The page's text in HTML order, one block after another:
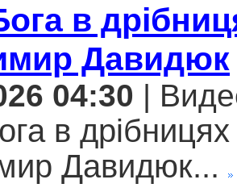
в
Давидюк
04:30 |
в
Давидюк...